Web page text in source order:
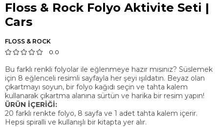
Floss & Rock Folyo Aktivite Seti |
Cars
FLOSS & ROCK
0.0
Bu farklı renkli folyolar ile eğlenmeye hazır mısınız? Süslemek
için 8 eğlenceli resimli sayfayla her şeyi ışıldatın. Beyaz olan
çıkartmayı soyun, bir folyo kağıdı seçin ve tahta kalem
kullanarak çıkartma alanına sürtün ve harika bir resim yapın!
ÜRÜN İÇERİĞİ:
20 farklı renkte folyo, 8 sayfa ve 1 adet tahta kalem içerir.
Hepsi spiralli ve kullanışlı bir kitapta yer alır.